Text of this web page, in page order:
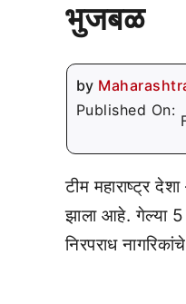
भुजबळ
by
Published On:
टीम महाराष्ट्र
झाला आहे. गेल्या 5
निरपराध